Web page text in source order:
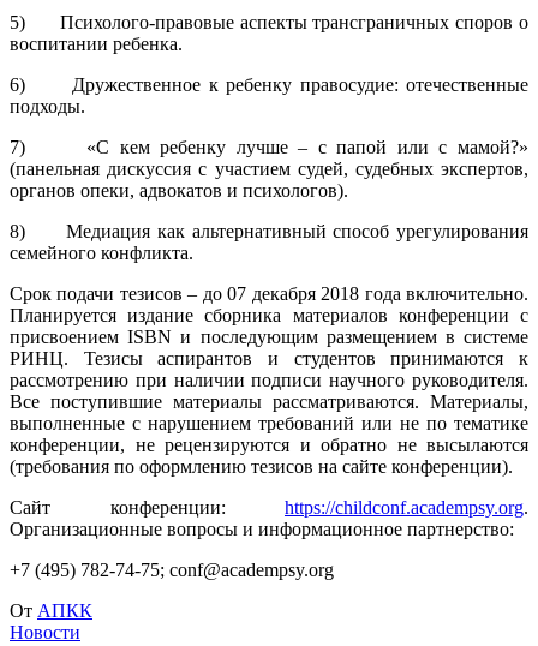
5) Психолого-правовые аспекты трансграничных споров о
воспитании ребенка.
6) Дружественное к ребенку правосудие: отечественные
подходы.
7) «С кем ребенку лучше – с папой или с мамой?»
(панельная дискуссия с участием судей, судебных экспертов,
органов опеки, адвокатов и психологов).
8) Медиация как альтернативный способ урегулирования
семейного конфликта.
Срок подачи тезисов – до 07 декабря 2018 года включительно.
Планируется издание сборника материалов конференции с
присвоением ISBN и последующим размещением в системе
РИНЦ. Тезисы аспирантов и студентов принимаются к
рассмотрению при наличии подписи научного руководителя.
Все поступившие материалы рассматриваются. Материалы,
выполненные с нарушением требований или не по тематике
конференции, не рецензируются и обратно не высылаются
(требования по оформлению тезисов на сайте конференции).
Сайт конференции: https://childconf.academpsy.org.
Организационные вопросы и информационное партнерство:
+7 (495) 782-74-75; conf@academpsy.org
От АПКК
Новости